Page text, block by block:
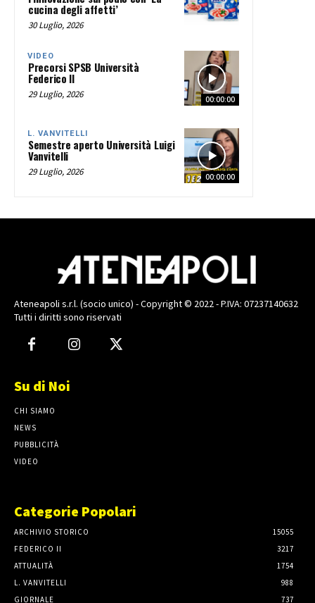
cucina degli affetti’
30 Luglio, 2026
00:00:00
VIDEO
Precorsi SPSB Università
Federico II
29 Luglio, 2026
00:00:00
L. VANVITELLI
Semestre aperto Università Luigi
Vanvitelli
29 Luglio, 2026
Ateneapoli s.r.l. (socio unico) - Copyright © 2022 - P.IVA: 07237140632
Tutti i diritti sono riservati
Su di Noi
CHI SIAMO
NEWS
PUBBLICITÀ
VIDEO
Categorie Popolari
ARCHIVIO STORICO
15055
FEDERICO II
3217
ATTUALITÀ
1754
L. VANVITELLI
988
GIORNALE
737